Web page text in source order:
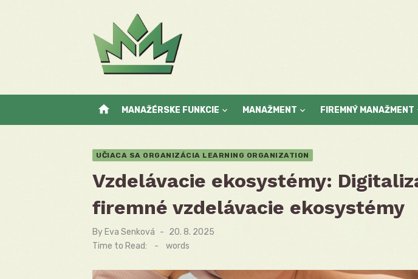
home MANAŽÉRSKE FUNKCIE MANAŽMENT FIREMNÝ MANAŽMENT
UČIACA SA ORGANIZÁCIA LEARNING ORGANIZATION
Vzdelávacie ekosystémy:
firemné vzdelávacie ekosystémy
By Eva Senková
Posted
on
20. 8. 2025
Time to Read:
- words